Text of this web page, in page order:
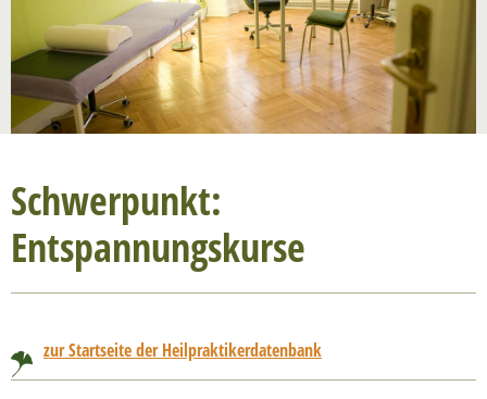
Schwerpunkt:
Entspannungskurse
zur Startseite der Heilpraktikerdatenbank